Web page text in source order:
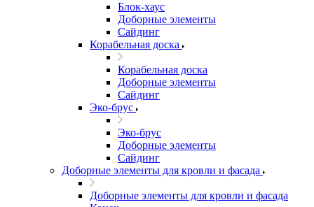
Блок-хаус
Доборные элементы
Сайдинг
Корабельная доска
Корабельная доска
Доборные элементы
Сайдинг
Эко-брус
Эко-брус
Доборные элементы
Сайдинг
Доборные элементы для кровли и фасада
Доборные элементы для кровли и фасада